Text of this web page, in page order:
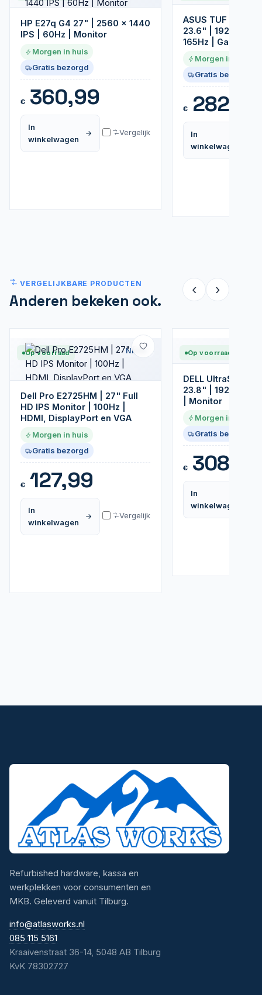
HP E27q G4 27" | 2560 x 1440
IPS | 60Hz | Monitor
Morgen in huis
Gratis bezorgd
€360,99
In
winkelwagen
Vergelijk
ASUS TUF
23.6" | 1920 x
165Hz | Gaming
Morgen in huis
Gratis bezorgd
€282,99
In
winkelwagen
VERGELIJKBARE PRODUCTEN
Anderen bekeken ook.
‹ ›
Op voorraad Nieuw
Dell Pro E2725HM | 27" Full
HD IPS Monitor | 100Hz |
HDMI, DisplayPort en VGA
Morgen in huis
Gratis bezorgd
€127,99
In
winkelwagen
Vergelijk
Op voorraad
DELL UltraSharp
23.8" |
| Monitor
Morgen in huis
Gratis bezorgd
€308,99
In
winkelwagen
Refurbished hardware, kassa en
werkplekken voor consumenten en
MKB. Geleverd vanuit Tilburg.
info@atlasworks.nl
085 115 5161
Kraaivenstraat 36-14, 5048 AB Tilburg
KvK 78302727